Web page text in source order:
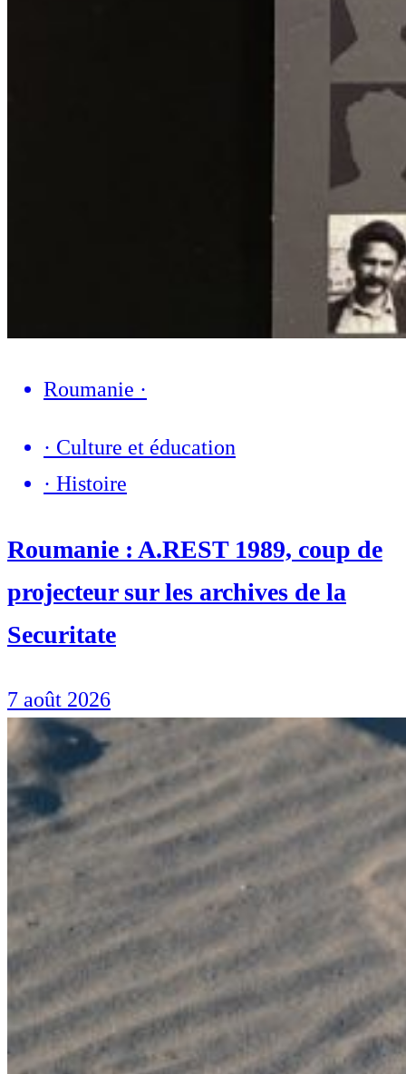
Roumanie ·
· Culture et éducation
· Histoire
Roumanie : A.REST 1989, coup de
projecteur sur les archives de la
Securitate
7 août 2026